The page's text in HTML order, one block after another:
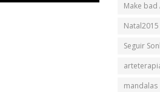
Make bad
Natal2015
Seguir
mandalas